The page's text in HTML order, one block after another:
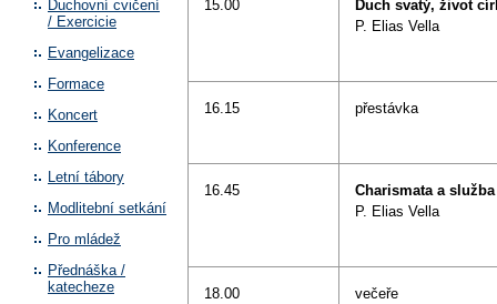
Duchovní cvičení
/ Exercicie
Evangelizace
Formace
Koncert
Konference
Letní tábory
Modlitební setkání
Pro mládež
Přednáška /
katecheze
15.00
Duch svatý, život
P. Elias Vella
16.15 přestávka
16.45
Charismata a služba
P. Elias Vella
18.00 večeře